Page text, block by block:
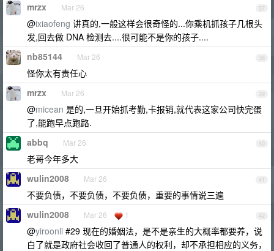
37
mrzx Mar 26
@ixiaofeng 讲真的,一般这样会很奇怪的...你乘机抓孩子几根头
发,回去做 DNA 检测去....很可能不是你的孩子....
38
nb85144 Mar 26
怪你太有责任心
39
mrzx Mar 26
@micean 是的,一旦开始抓考勤,卡报销,就代表这家公司快完蛋
了,能跑早点跑路.
40
abbq Mar 26
老哥今年多大
41
wulin2008 Mar 26
不要负债，不要负债，不要负债，重要的事情说三遍
42
wulin2008 Mar 26 1
@yiroonli #29 现在的婚姻法，是不是亲生的大概率都要养，说
白了就是政府社会收回了普通人的权利，却不承担相应的义务，